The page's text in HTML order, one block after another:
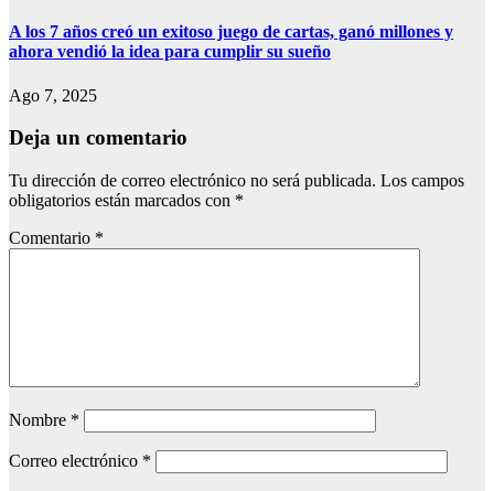
A los 7 años creó un exitoso juego de cartas, ganó millones y
ahora vendió la idea para cumplir su sueño
Ago 7, 2025
Deja un comentario
Tu dirección de correo electrónico no será publicada. Los campos
obligatorios están marcados con *
Comentario *
Nombre *
Correo electrónico *